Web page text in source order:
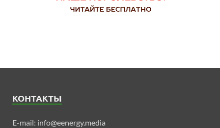
КОНТАКТЫ
E-mail: info@eenergy.media